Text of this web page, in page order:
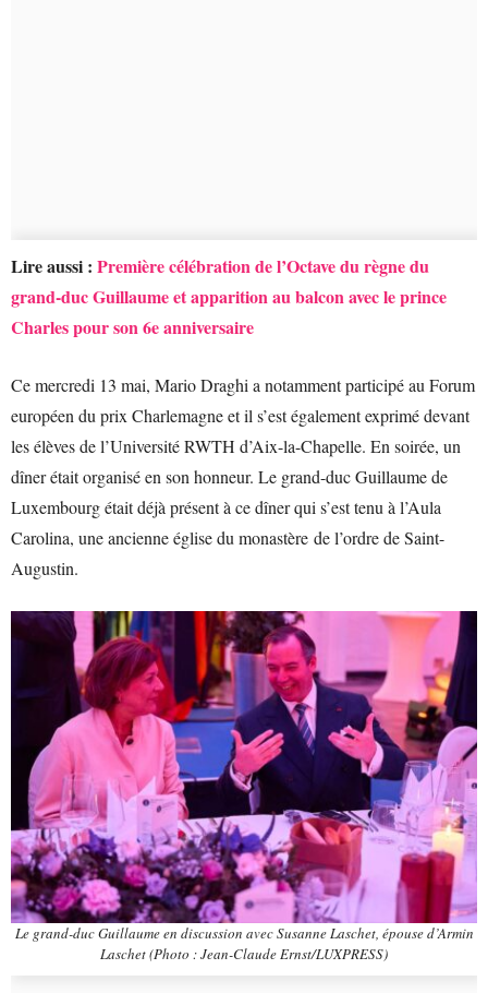
Lire aussi : Première célébration de l’Octave du règne du
grand-duc Guillaume et apparition au balcon avec le prince
Charles pour son 6e anniversaire
Ce mercredi 13 mai, Mario Draghi a notamment participé au Forum
européen du prix Charlemagne et il s’est également exprimé devant
les élèves de l’Université RWTH d’Aix-la-Chapelle. En soirée, un
dîner était organisé en son honneur. Le grand-duc Guillaume de
Luxembourg était déjà présent à ce dîner qui s’est tenu à l’Aula
Carolina, une ancienne église du monastère de l’ordre de Saint-
Augustin.
Le grand-duc Guillaume en discussion avec Susanne Laschet, épouse d’Armin
Laschet (Photo : Jean-Claude Ernst/LUXPRESS)